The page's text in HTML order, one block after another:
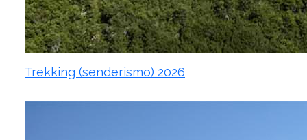
Trekking (senderismo) 2026